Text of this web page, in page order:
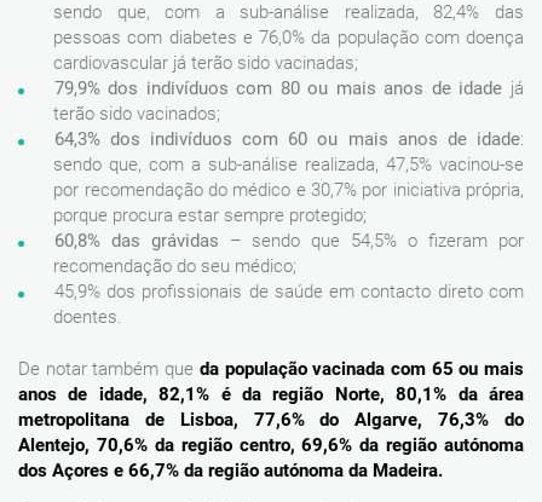
sendo que, com a sub-análise realizada, 82,4% das
pessoas com diabetes e 76,0% da população com doença
cardiovascular já terão sido vacinadas;
79,9%dos indivíduos com 80 ou mais anos de idade já
terão sido vacinados;
64,3% dos indivíduos com 60 ou mais anos de idade:
sendo que, com a sub-análise realizada, 47,5% vacinou-se
por recomendação do médico e 30,7% por iniciativa própria,
porque procura estar sempre protegido;
60,8% das grávidas – sendo que 54,5% o fizeram por
recomendação do seu médico;
45,9% dos profissionais de saúde em contacto direto com
doentes.
De notar também que da população vacinada com 65 ou mais
anos de idade, 82,1% é da região Norte, 80,1% da área
metropolitana de Lisboa, 77,6% do Algarve, 76,3% do
Alentejo, 70,6% da região centro, 69,6% da região autónoma
dos Açores e 66,7% da região autónoma da Madeira.